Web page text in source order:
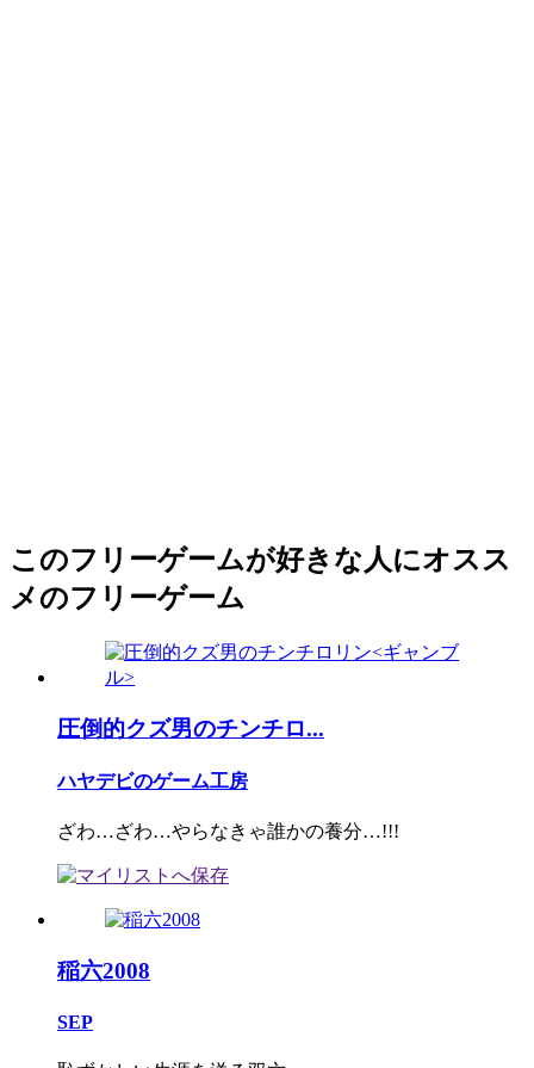
このフリーゲームが好きな人にオスス
メのフリーゲーム
圧倒的クズ男のチンチロ...
ハヤデビのゲーム工房
ざわ…ざわ…やらなきゃ誰かの養分…!!!
稲六2008
SEP